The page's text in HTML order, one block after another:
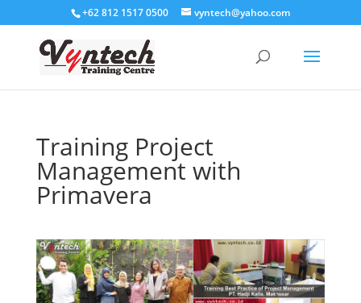
+62 812 1517 0500 vyntech@yahoo.com
Training Project
Management with
Primavera